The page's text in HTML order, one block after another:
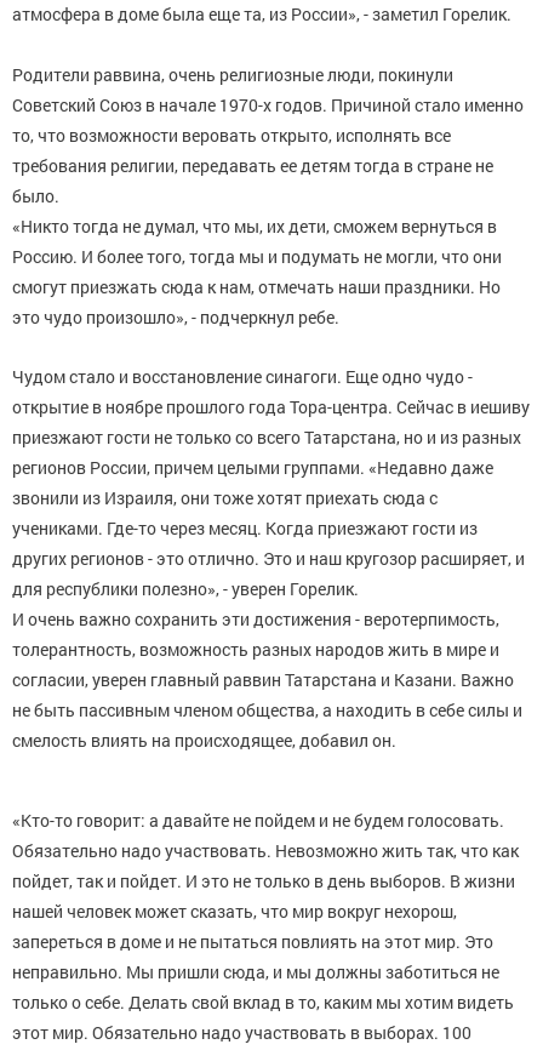
атмосфера в доме была еще та, из России», - заметил Горелик.
Родители раввина, очень религиозные люди, покинули
Советский Союз в начале 1970-х годов. Причиной стало именно
то, что возможности веровать открыто, исполнять все
требования религии, передавать ее детям тогда в стране не
было.
«Никто тогда не думал, что мы, их дети, сможем вернуться в
Россию. И более того, тогда мы и подумать не могли, что они
смогут приезжать сюда к нам, отмечать наши праздники. Но
это чудо произошло», - подчеркнул ребе.
Чудом стало и восстановление синагоги. Еще одно чудо -
открытие в ноябре прошлого года Тора-центра. Сейчас в иешиву
приезжают гости не только со всего Татарстана, но и из разных
регионов России, причем целыми группами. «Недавно даже
звонили из Израиля, они тоже хотят приехать сюда с
учениками. Где-то через месяц. Когда приезжают гости из
других регионов - это отлично. Это и наш кругозор расширяет, и
для республики полезно», - уверен Горелик.
И очень важно сохранить эти достижения - веротерпимость,
толерантность, возможность разных народов жить в мире и
согласии, уверен главный раввин Татарстана и Казани. Важно
не быть пассивным членом общества, а находить в себе силы и
смелость влиять на происходящее, добавил он.
«Кто-то говорит: а давайте не пойдем и не будем голосовать.
Обязательно надо участвовать. Невозможно жить так, что как
пойдет, так и пойдет. И это не только в день выборов. В жизни
нашей человек может сказать, что мир вокруг нехорош,
запереться в доме и не пытаться повлиять на этот мир. Это
неправильно. Мы пришли сюда, и мы должны заботиться не
только о себе. Делать свой вклад в то, каким мы хотим видеть
этот мир. Обязательно надо участвовать в выборах. 100